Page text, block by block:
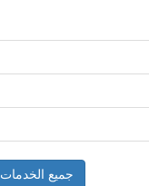
جميع الخدمات